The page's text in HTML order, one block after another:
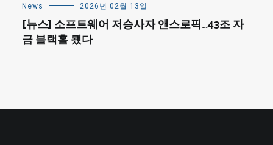
News 2026년 02월 13일
[뉴스] 소프트웨어 저승사자 앤스로픽…43조 자
금 블랙홀 됐다